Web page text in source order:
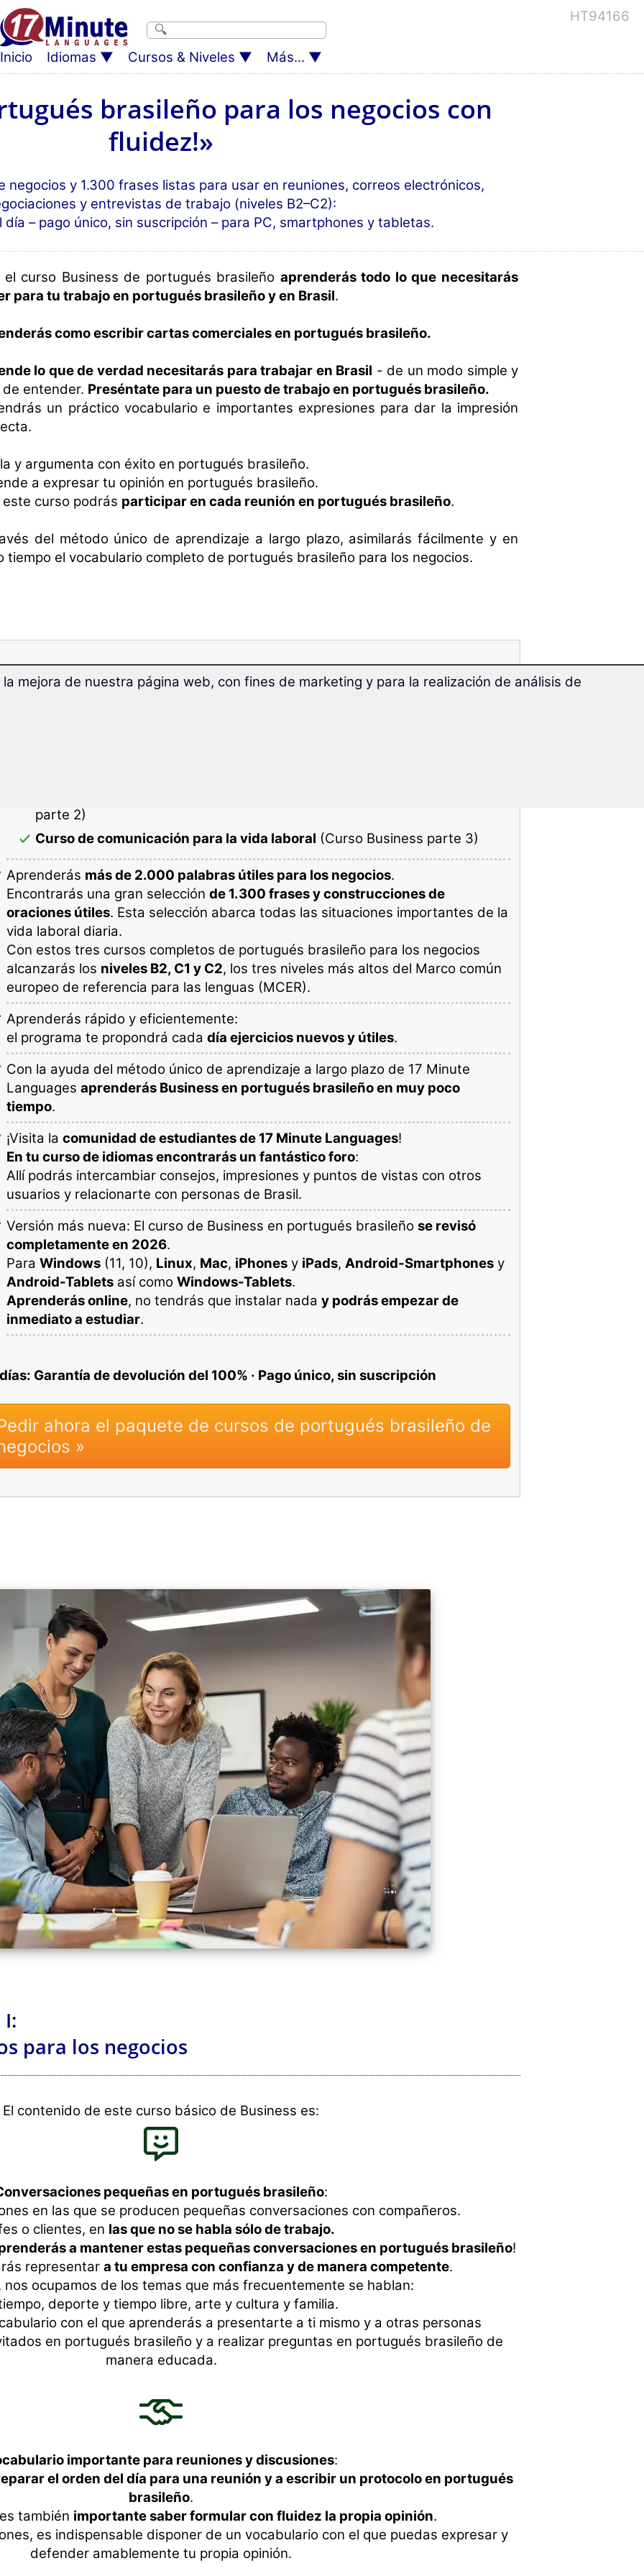
Inicio Idiomas Cursos & Niveles Más...
HT94166
brasileño para los negocios con
fluidez!»
y 1.300 frases listas para usar en reuniones, correos electrónicos,
y entrevistas de trabajo (niveles B2–C2):
día – pago único, sin suscripción – para PC, smartphones y tabletas.
el curso Business de portugués brasileño aprenderás todo lo que necesitarás
para tu trabajo en portugués brasileño y en Brasil.
como escribir cartas comerciales en portugués brasileño.
lo que de verdad necesitarás para trabajar en Brasil - de un modo simple y
entender. Preséntate para un puesto de trabajo en portugués brasileño.
un práctico vocabulario e importantes expresiones para dar la impresión
y argumenta con éxito en portugués brasileño.
a expresar tu opinión en portugués brasileño.
este curso podrás participar en cada reunión en portugués brasileño.
del método único de aprendizaje a largo plazo, asimilarás fácilmente y en
tiempo el vocabulario completo de portugués brasileño para los negocios.
portugués brasileño de negocios te ofrece:
parte 2)
Curso de comunicación para la vida laboral (Curso Business parte 3)
Aprenderás más de 2.000 palabras útiles para los negocios.
Encontrarás una gran selección de 1.300 frases y construcciones de
oraciones útiles. Esta selección abarca todas las situaciones importantes de la
vida laboral diaria.
Con estos tres cursos completos de portugués brasileño para los negocios
alcanzarás los niveles B2, C1 y C2, los tres niveles más altos del Marco común
europeo de referencia para las lenguas (MCER).
Aprenderás rápido y eficientemente:
el programa te propondrá cada día ejercicios nuevos y útiles.
Con la ayuda del método único de aprendizaje a largo plazo de 17 Minute
Languages aprenderás Business en portugués brasileño en muy poco
tiempo.
¡Visita la comunidad de estudiantes de 17 Minute Languages!
En tu curso de idiomas encontrarás un fantástico foro:
Allí podrás intercambiar consejos, impresiones y puntos de vistas con otros
usuarios y relacionarte con personas de Brasil.
Versión más nueva: El curso de Business en portugués brasileño se revisó
completamente en 2026.
Para Windows (11, 10), Linux, Mac, iPhones y iPads, Android-Smartphones y
Android-Tablets así como Windows-Tablets.
Aprenderás online, no tendrás que instalar nada y podrás empezar de
inmediato a estudiar.
Garantía de devolución del 100% · Pago único, sin suscripción
ahora el paquete de cursos de portugués brasileño de
»
para los negocios
El contenido de este curso básico de Business es:
pequeñas en portugués brasileño:
en las que se producen pequeñas conversaciones con compañeros.
o clientes, en las que no se habla sólo de trabajo.
a mantener estas pequeñas conversaciones en portugués brasileño!
representar a tu empresa con confianza y de manera competente.
ocupamos de los temas que más frecuentemente se hablan:
deporte y tiempo libre, arte y cultura y familia.
con el que aprenderás a presentarte a ti mismo y a otras personas
en portugués brasileño y a realizar preguntas en portugués brasileño de
manera educada.
importante para reuniones y discusiones:
el orden del día para una reunión y a escribir un protocolo en portugués
brasileño.
también importante saber formular con fluidez la propia opinión.
es indispensable disponer de un vocabulario con el que puedas expresar y
defender amablemente tu propia opinión.
mejora de nuestra página web, con fines de marketing y para la realización de análisis de